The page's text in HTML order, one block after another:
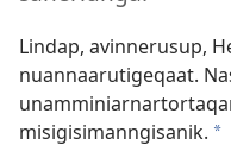
Lindap, avin­nerusup,
nuan­naarutigeqaat.
misigisiman­ngisanik. *